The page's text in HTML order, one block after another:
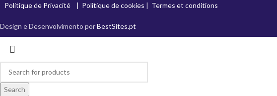
Politique de Privacité | Politique de cookies | Termes et conditions
Design e Desenvolvimento porBestSites.pt
Search